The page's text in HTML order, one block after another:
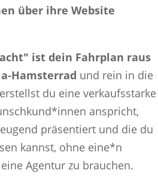
über ihre Website
ist dein Fahrplan raus
Hamsterrad und rein in die
du eine verkaufsstarke
anspricht,
präsentiert und die du
kannst, ohne eine*n
Agentur zu brauchen.